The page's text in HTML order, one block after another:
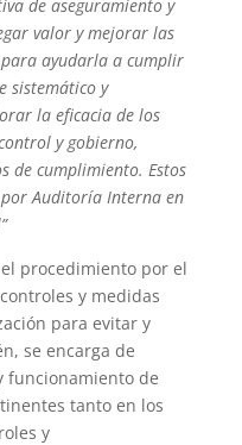
de aseguramiento y
valor y mejorar las
ayudarla a cumplir
sistemático y
la eficacia de los
y gobierno,
de cumplimiento. Estos
Auditoría Interna en
procedimiento por el
y medidas
para evitar y
se encarga de
funcionamiento de
tanto en los
y